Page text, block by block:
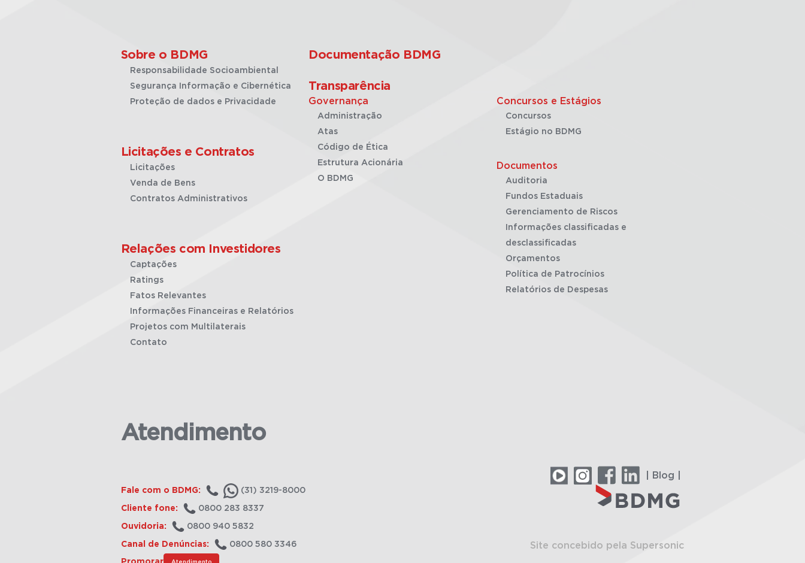
Sobre o BDMG
Responsabilidade Socioambiental
Segurança Informação e Cibernética
Proteção de dados e Privacidade
Licitações e Contratos
Licitações
Venda de Bens
Contratos Administrativos
Relações com Investidores
Captações
Ratings
Fatos Relevantes
Informações Financeiras e Relatórios
Projetos com Multilaterais
Contato
Documentação BDMG
Transparência
Governança
Administração
Atas
Código de Ética
Estrutura Acionária
O BDMG
Concursos e Estágios
Concursos
Estágio no BDMG
Documentos
Auditoria
Fundos Estaduais
Gerenciamento de Riscos
Informações classificadas e
desclassificadas
Orçamentos
Política de Patrocínios
Relatórios de Despesas
Atendimento
Fale com o BDMG: (31) 3219-8000
Cliente fone: 0800 283 8337
Ouvidoria: 0800 940 5832
Canal de Denúncias: 0800 580 3346
Atendimento
| Blog |
Site concebido pela Supersonic